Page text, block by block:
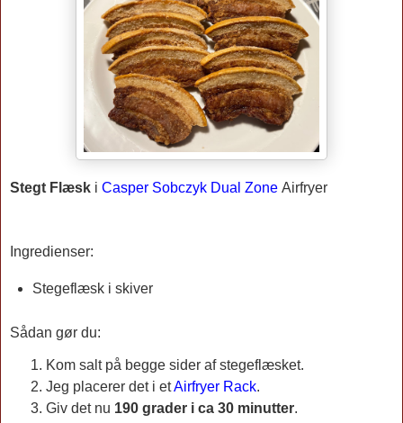
Stegt Flæsk i Casper Sobczyk Dual Zone Airfryer
Ingredienser:
Stegeflæsk i skiver
Sådan gør du:
Kom salt på begge sider af stegeflæsket.
Jeg placerer det i etAirfryer Rack.
Giv det nu 190 grader i ca 30 minutter.